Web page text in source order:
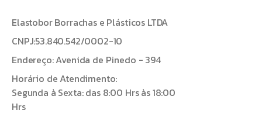
Elastobor Borrachas e Plásticos LTDA
CNPJ:53.840.542/0002-10
Endereço: Avenida de Pinedo - 394
Horário de Atendimento:
Segunda à Sexta: das 8:00 Hrs às 18:00
Hrs